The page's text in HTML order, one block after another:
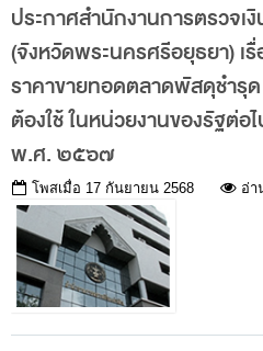
ประกาศสำนักงานการตรวจ
(จังหวัดพระนครศรีอยุธยา) เ
ราคาขายทอดตลาดพัสดุชำรุ
ต้องใช้ ในหน่วยงานของรัฐต่
พ.ศ. ๒๕๖๗
โพสเมื่อ 17 กันยายน 2568 อ่า